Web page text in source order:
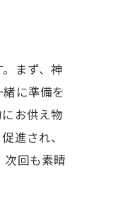
まず、神
に準備を
お供え物
進され、
次回も素晴